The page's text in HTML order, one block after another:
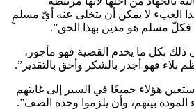
العبء لا يمكن أن يتخلى عنه أيّ مسلمٍ
فكلّ مسلم هو مدين بهذا الحق”.
بكل ما يخدم القضية فهو مأجور،
بلاء فهو أجدر بالشكر وأحق بالتقدير”.
هؤلاء جميعًا في السير إلى غايتهم
المودة بينهم، وأن يلزموا وحدة الصف”.